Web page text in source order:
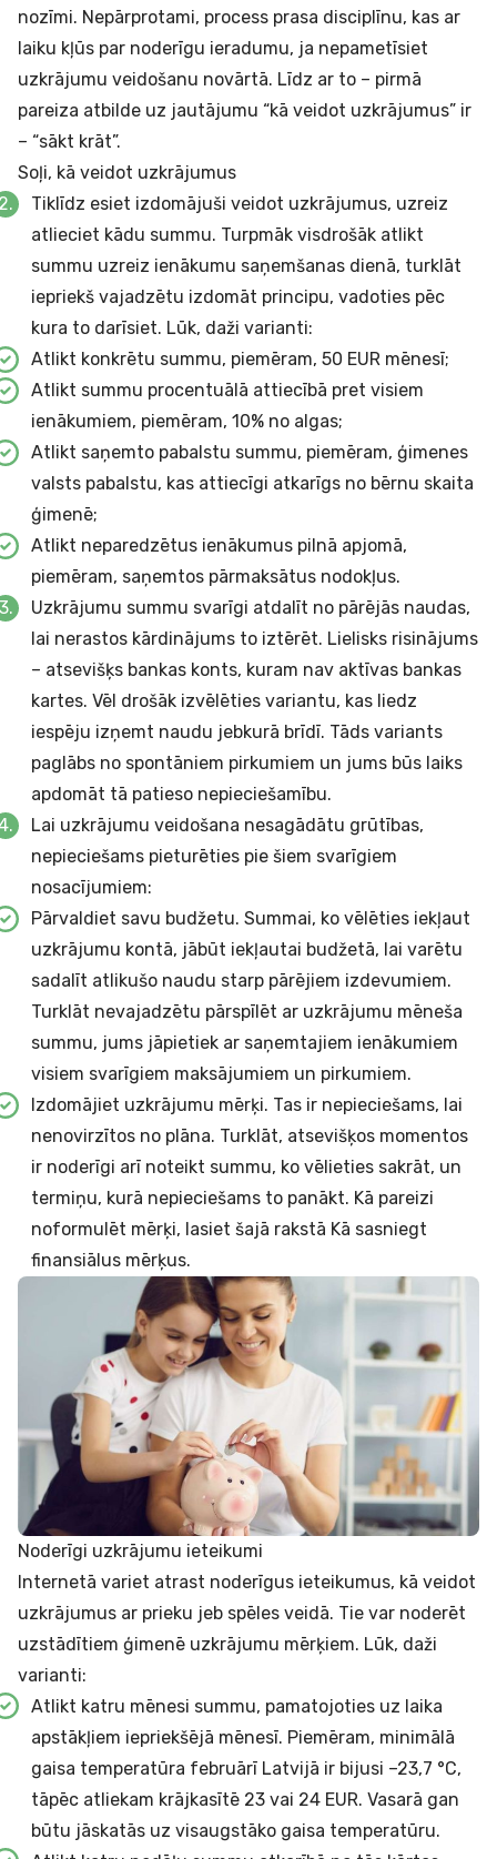
nozīmi. Nepārprotami, process prasa disciplīnu, kas ar
laiku kļūs par noderīgu ieradumu, ja nepametīsiet
uzkrājumu veidošanu novārtā. Līdz ar to – pirmā
pareiza atbilde uz jautājumu “kā veidot uzkrājumus” ir
– “sākt krāt”.
Soļi, kā veidot uzkrājumus
Tiklīdz esiet izdomājuši veidot uzkrājumus, uzreiz
atlieciet kādu summu. Turpmāk visdrošāk atlikt
summu uzreiz ienākumu saņemšanas dienā, turklāt
iepriekš vajadzētu izdomāt principu, vadoties pēc
kura to darīsiet. Lūk, daži varianti:
Atlikt konkrētu summu, piemēram, 50 EUR mēnesī;
Atlikt summu procentuālā attiecībā pret visiem
ienākumiem, piemēram, 10% no algas;
Atlikt saņemto pabalstu summu, piemēram, ģimenes
valsts pabalstu, kas attiecīgi atkarīgs no bērnu skaita
ģimenē;
Atlikt neparedzētus ienākumus pilnā apjomā,
piemēram, saņemtos pārmaksātus nodokļus.
Uzkrājumu summu svarīgi atdalīt no pārējās naudas,
lai nerastos kārdinājums to iztērēt. Lielisks risinājums
– atsevišķs bankas konts, kuram nav aktīvas bankas
kartes. Vēl drošāk izvēlēties variantu, kas liedz
iespēju izņemt naudu jebkurā brīdī. Tāds variants
paglābs no spontāniem pirkumiem un jums būs laiks
apdomāt tā patieso nepieciešamību.
Lai uzkrājumu veidošana nesagādātu grūtības,
nepieciešams pieturēties pie šiem svarīgiem
nosacījumiem:
Pārvaldiet savu budžetu. Summai, ko vēlēties iekļaut
uzkrājumu kontā, jābūt iekļautai budžetā, lai varētu
sadalīt atlikušo naudu starp pārējiem izdevumiem.
Turklāt nevajadzētu pārspīlēt ar uzkrājumu mēneša
summu, jums jāpietiek ar saņemtajiem ienākumiem
visiem svarīgiem maksājumiem un pirkumiem.
Izdomājiet uzkrājumu mērķi. Tas ir nepieciešams, lai
nenovirzītos no plāna. Turklāt, atsevišķos momentos
ir noderīgi arī noteikt summu, ko vēlieties sakrāt, un
termiņu, kurā nepieciešams to panākt. Kā pareizi
noformulēt mērķi, lasiet šajā rakstā Kā sasniegt
finansiālus mērķus.
Noderīgi uzkrājumu ieteikumi
Internetā variet atrast noderīgus ieteikumus, kā veidot
uzkrājumus ar prieku jeb spēles veidā. Tie var noderēt
uzstādītiem ģimenē uzkrājumu mērķiem. Lūk, daži
varianti:
Atlikt katru mēnesi summu, pamatojoties uz laika
apstākļiem iepriekšējā mēnesī. Piemēram, minimālā
gaisa temperatūra februārī Latvijā ir bijusi –23,7 °C,
tāpēc atliekam krājkasītē 23 vai 24 EUR. Vasarā gan
būtu jāskatās uz visaugstāko gaisa temperatūru.